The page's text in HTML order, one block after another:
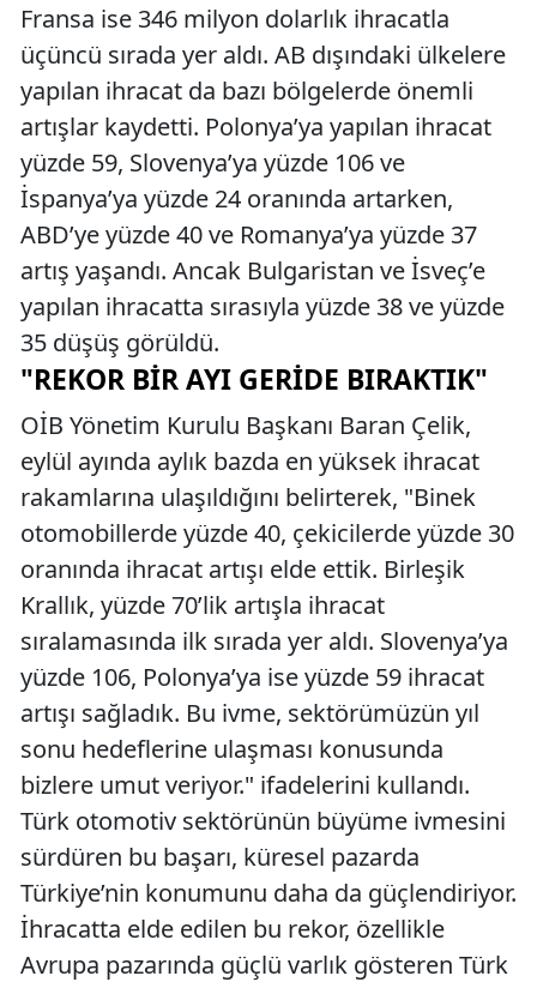
Fransa ise 346 milyon dolarlık ihracatla
üçüncü sırada yer aldı. AB dışındaki ülkelere
yapılan ihracat da bazı bölgelerde önemli
artışlar kaydetti. Polonya’ya yapılan ihracat
yüzde 59, Slovenya’ya yüzde 106 ve
İspanya’ya yüzde 24 oranında artarken,
ABD’ye yüzde 40 ve Romanya’ya yüzde 37
artış yaşandı. Ancak Bulgaristan ve İsveç’e
yapılan ihracatta sırasıyla yüzde 38 ve yüzde
35 düşüş görüldü.
"REKOR BIR AYI GERIDE BIRAKTIK"
OİB Yönetim Kurulu Başkanı Baran Çelik,
eylül ayında aylık bazda en yüksek ihracat
rakamlarına ulaşıldığını belirterek, "Binek
otomobillerde yüzde 40, çekicilerde yüzde 30
oranında ihracat artışı elde ettik. Birleşik
Krallık, yüzde 70’lik artışla ihracat
sıralamasında ilk sırada yer aldı. Slovenya’ya
yüzde 106, Polonya’ya ise yüzde 59 ihracat
artışı sağladık. Bu ivme, sektörümüzün yıl
sonu hedeflerine ulaşması konusunda
bizlere umut veriyor." ifadelerini kullandı.
Türk otomotiv sektörünün büyüme ivmesini
sürdüren bu başarı, küresel pazarda
Türkiye’nin konumunu daha da güçlendiriyor.
İhracatta elde edilen bu rekor, özellikle
Avrupa pazarında güçlü varlık gösteren Türk